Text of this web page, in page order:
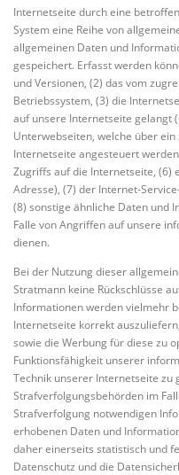
Internetseite durch eine
System eine Reihe von
allgemeinen Daten und
gespeichert. Erfasst werden
und Versionen, (2) das vom
Betriebssystem, (3) die
auf unsere Internetseite gelangt
Unterwebseiten, welche über
Internetseite angesteuert
Zugriffs auf die Internetseite, (6)
Adresse), (7) der Internet-
(8) sonstige ähnliche Daten und
Falle von Angriffen auf unsere
dienen.
Bei der Nutzung dieser
Stratmann keine Rückschlüsse
Informationen werden vielmehr
Internetseite korrekt
sowie die Werbung für diese zu
Funktionsfähigkeit unserer
Technik unserer Internetseite zu
Strafverfolgungsbehörden im
Strafverfolgung notwendigen
erhobenen Daten und
daher einerseits statistisch und
Datenschutz und die